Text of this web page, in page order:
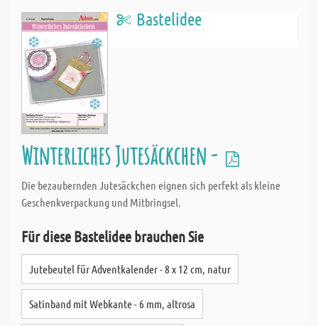
Bastelidee
Winterliches Jutesäckchen -
Die bezaubernden Jutesäckchen eignen sich perfekt als kleine
Geschenkverpackung und Mitbringsel.
Für diese Bastelidee brauchen Sie
Jutebeutel für Adventkalender - 8 x 12 cm, natur
Satinband mit Webkante - 6 mm, altrosa